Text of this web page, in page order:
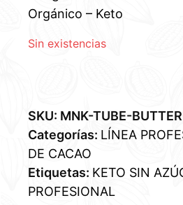
Orgánico – Keto
Sin existencias
SKU: MNK-TUBE-
Categorías: LÍNEA
DE CACAO
Etiquetas: KETO SIN
PROFESIONAL